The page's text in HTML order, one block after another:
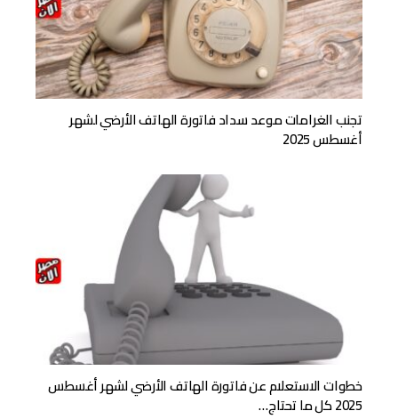
تجنب الغرامات موعد سداد فاتورة الهاتف الأرضي لشهر
أغسطس 2025
خطوات الاستعلام عن فاتورة الهاتف الأرضي لشهر أغسطس
2025 كل ما تحتاج…